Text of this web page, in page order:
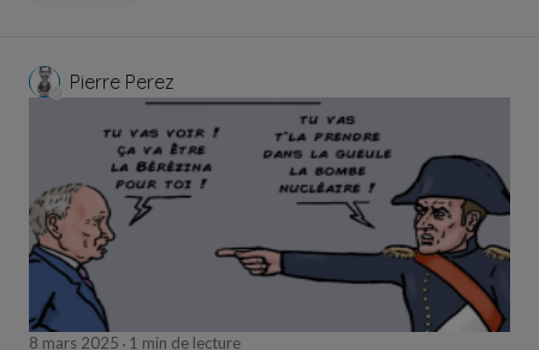
Pierre Perez
8 mars 2025 1 min de lecture